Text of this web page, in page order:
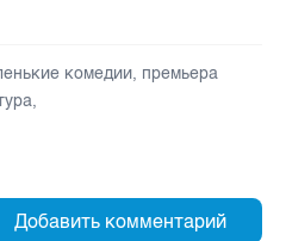
комедии, премьера
,